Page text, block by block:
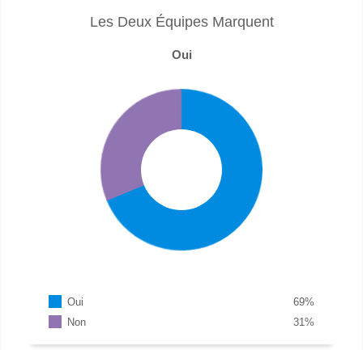
Les Deux Équipes Marquent
Oui
Oui %
69
Non
%
31